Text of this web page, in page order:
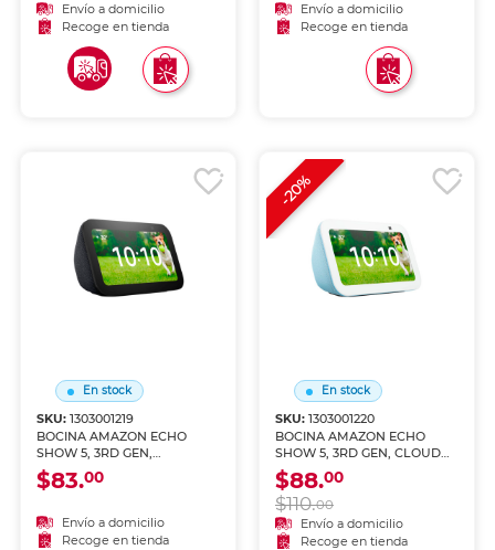
Envío a domicilio
Recoge en tienda
Envío a domicilio
Recoge en tienda
En stock
SKU:1303001219
BOCINA AMAZON ECHO
SHOW 5, 3RD GEN,
CHARCOAL
$83.00
Envío a domicilio
Recoge en tienda
En stock
SKU: 1303001220
BOCINA AMAZON ECHO
SHOW 5, 3RD GEN, CLOUD
BLUE
$88.00
$110.00
Envío a domicilio
Recoge en tienda
-20%